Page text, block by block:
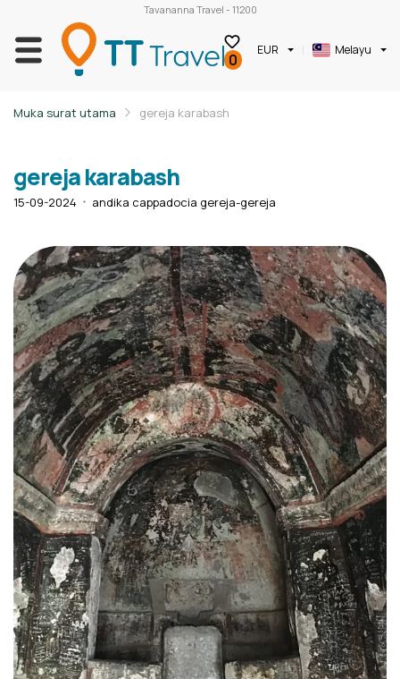
Tavananna Travel - 11200
0 EUR Melayu
Muka surat utama gereja karabash
gereja karabash
15-09-2024 andika cappadocia gereja-gereja